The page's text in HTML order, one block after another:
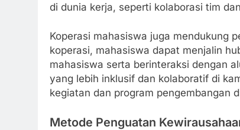
di dunia kerja, seperti kolaborasi tim
Koperasi mahasiswa juga mendukung
koperasi, mahasiswa dapat menjalin
mahasiswa serta berinteraksi dengan
yang lebih inklusif dan kolaboratif di
kegiatan dan program pengembangan
Metode Penguatan